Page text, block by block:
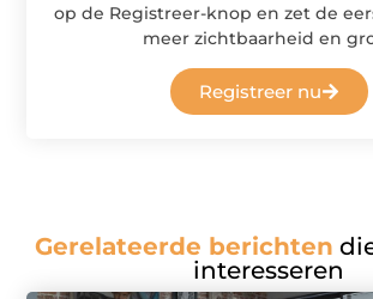
op de Registreer-knop en zet de
meer zichtbaarheid en
Registreer nu
Gerelateerde berichten
interesseren